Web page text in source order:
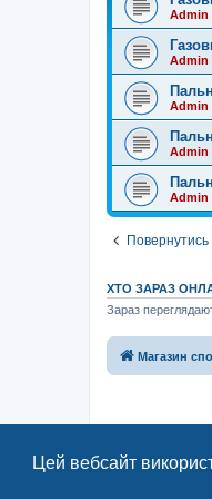
Цей вебсайт
Admin
Admin
Admin
Admin
Admin
ХТО ЗАРАЗ
Зараз
Магазин